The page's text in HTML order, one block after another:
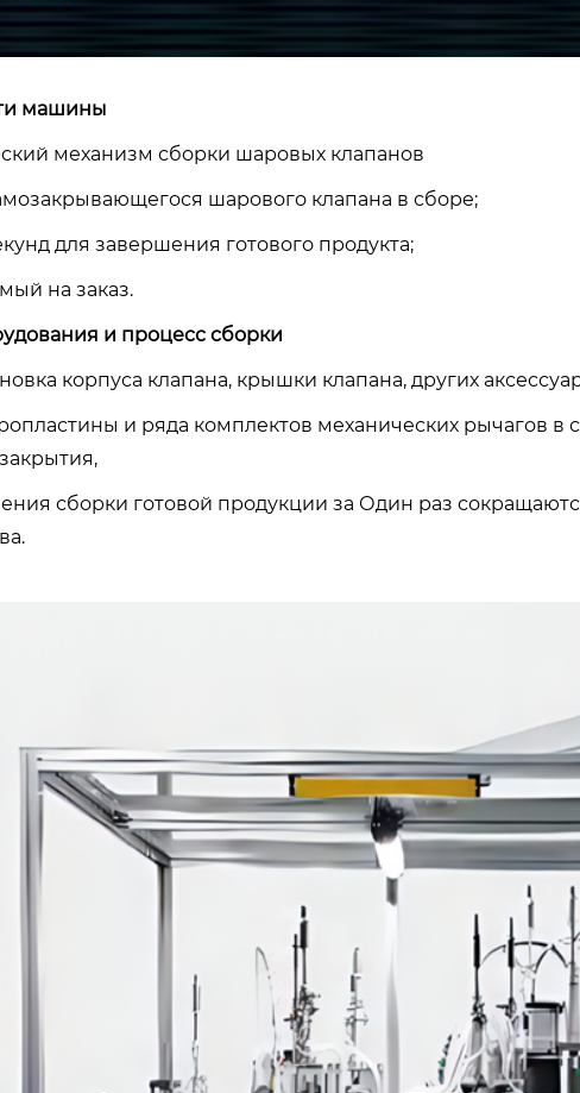
машины
механизм сборки шаровых клапанов
шарового клапана в сборе;
для завершения готового продукта;
на заказ.
и процесс сборки
корпуса клапана, крышки клапана, других
и ряда комплектов механических рычагов в
сборки готовой продукции за Один раз